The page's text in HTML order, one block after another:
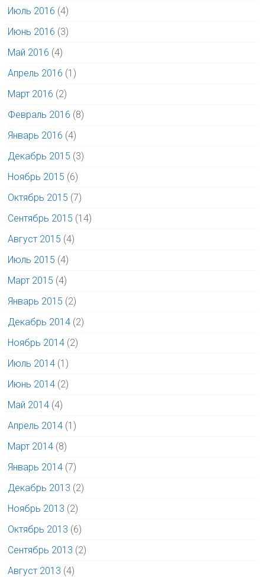
Июль 2016 (4)
Июнь 2016 (3)
Май 2016 (4)
Апрель 2016 (1)
Март 2016 (2)
Февраль 2016 (8)
Январь 2016 (4)
Декабрь 2015 (3)
Ноябрь 2015 (6)
Октябрь 2015 (7)
Сентябрь 2015 (14)
Август 2015 (4)
Июль 2015 (4)
Март 2015 (4)
Январь 2015 (2)
Декабрь 2014 (2)
Ноябрь 2014 (2)
Июль 2014 (1)
Июнь 2014 (2)
Май 2014 (4)
Апрель 2014 (1)
Март 2014 (8)
Январь 2014 (7)
Декабрь 2013 (2)
Ноябрь 2013 (2)
Октябрь 2013 (6)
Сентябрь 2013 (2)
Август 2013 (4)